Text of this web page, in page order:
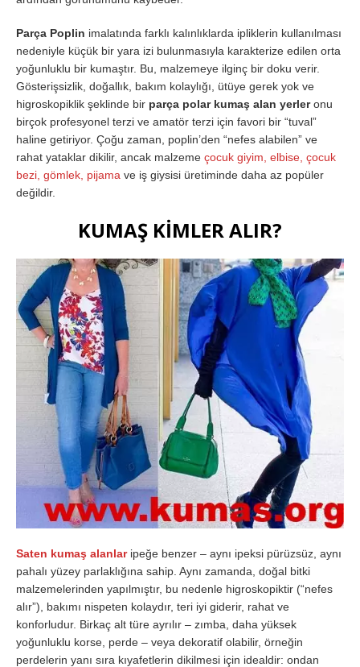
Parça Poplin imalatında farklı kalınlıklarda ipliklerin kullanılması
nedeniyle küçük bir yara izi bulunmasıyla karakterize edilen orta
yoğunluklu bir kumaştır. Bu, malzemeye ilginç bir doku verir.
Gösterişsizlik, doğallık, bakım kolaylığı, ütüye gerek yok ve
higroskopiklik şeklinde bir parça polar kumaş alan yerleronu
birçok profesyonel terzi ve amatör terzi için favori bir “tuval”
haline getiriyor. Çoğu zaman, poplin’den “nefes alabilen” ve
rahat yataklar dikilir, ancak malzeme çocuk giyim, elbise, çocuk
bezi, gömlek, pijama ve iş giysisi üretiminde daha az popüler
değildir.
KUMAŞ KİMLER ALIR?
Saten kumaş alanlaripeğe benzer – aynı ipeksi pürüzsüz, aynı
pahalı yüzey parlaklığına sahip. Aynı zamanda, doğal bitki
malzemelerinden yapılmıştır, bu nedenle higroskopiktir (“nefes
alır”), bakımı nispeten kolaydır, teri iyi giderir, rahat ve
konforludur. Birkaç alt türe ayrılır – zımba, daha yüksek
yoğunluklu korse, perde – veya dekoratif olabilir, örneğin
perdelerin yanı sıra kıyafetlerin dikilmesi için idealdir: ondan